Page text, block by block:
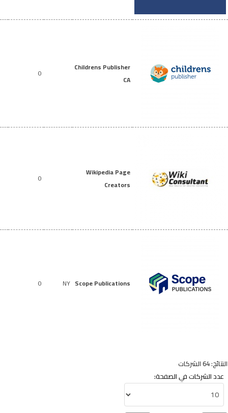
Childrens Publisher
CA
0
Wikipedia Page
Creators
0
Scope Publications
NY
0
النتائج: 64 الشركات
عدد الشركات في الصفحة: